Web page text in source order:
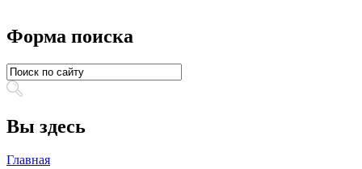
Форма поиска
Вы здесь
Главная